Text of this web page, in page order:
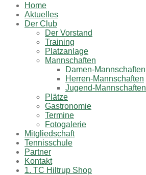
Home
Aktuelles
Der Club
Der Vorstand
Training
Platzanlage
Mannschaften
Damen-Mannschaften
Herren-Mannschaften
Jugend-Mannschaften
Plätze
Gastronomie
Termine
Fotogalerie
Mitgliedschaft
Tennisschule
Partner
Kontakt
1. TC Hiltrup Shop